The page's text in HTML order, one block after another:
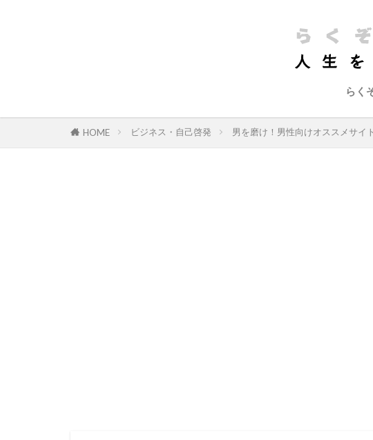
らく
HOME ビジネス・自己啓発 男を磨け！男性向けオススメサイ